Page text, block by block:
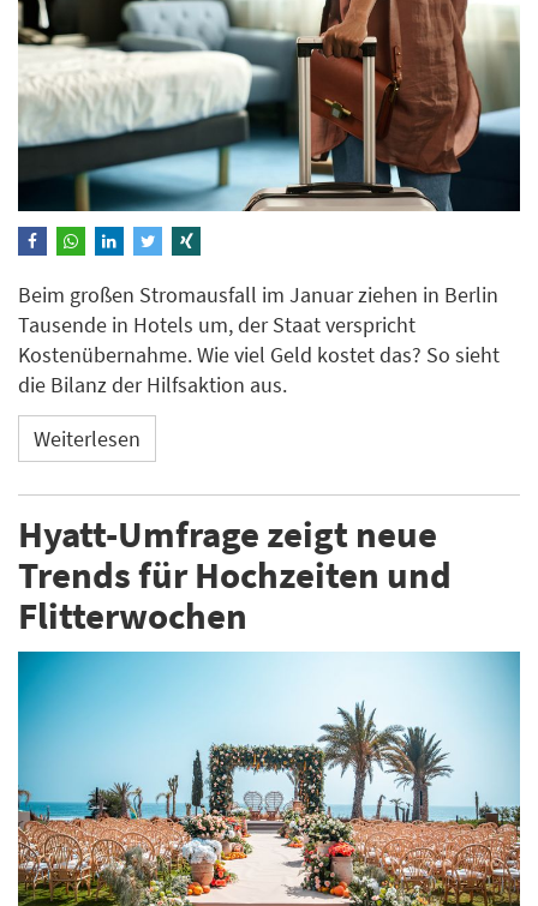
Beim großen Stromausfall im Januar ziehen in Berlin
Tausende in Hotels um, der Staat verspricht
Kostenübernahme. Wie viel Geld kostet das? So sieht
die Bilanz der Hilfsaktion aus.
Weiterlesen
Hyatt-Umfrage zeigt neue
Trends für Hochzeiten und
Flitterwochen